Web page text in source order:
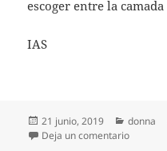
escoger entre la
IAS
Publicado
el
21 junio, 2019 donna
Deja un comentarioen La